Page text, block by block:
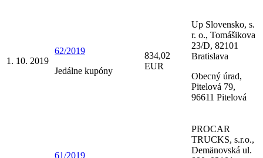
1. 10. 2019
62/2019
Jedálne kupóny
834,02
EUR
Up Slovensko, s.
r. o., Tomášikova
23/D, 82101
Bratislava
Obecný úrad,
Pitelová 79,
96611 Pitelová
61/2019
PROCAR
TRUCKS, s.r.o.,
Demänovská ul.